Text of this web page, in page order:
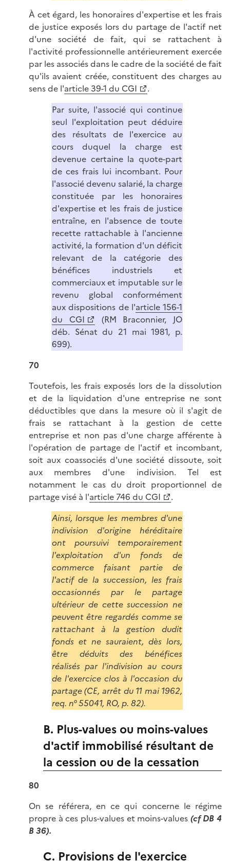
À cet égard, les honoraires d'expertise et les frais
de justice exposés lors du partage de l'actif net
d'une société de fait, qui se rattachent à
l'activité professionnelle antérieurement exercée
par les associés dans le cadre de la société de fait
qu'ils avaient créée, constituent des charges au
sens de l'article 39-1 du CGI
.
Par suite, l'associé qui continue
seul l'exploitation peut déduire
des résultats de l'exercice au
cours duquel la charge est
devenue certaine la quote-part
de ces frais lui incombant. Pour
l'associé devenu salarié, la charge
constituée par les honoraires
d'expertise et les frais de justice
entraîne, en l'absence de toute
recette rattachable à l'ancienne
activité, la formation d'un déficit
relevant de la catégorie des
bénéfices industriels et
commerciaux et imputable sur le
revenu global conformément
aux dispositions de l'article 156-1
du CGI
(RM Braconnier, JO
déb. Sénat du 21 mai 1981, p.
699).
70
Toutefois, les frais exposés lors de la dissolution
et de la liquidation d'une entreprise ne sont
déductibles que dans la mesure où il s'agit de
frais se rattachant à la gestion de cette
entreprise et non pas d'une charge afférente à
l'opération de partage de l'actif et incombant,
soit aux coassociés d'une société dissoute, soit
aux membres d'une indivision. Tel est
notamment le cas du droit proportionnel de
partage visé à l'article 746 du CGI
.
Ainsi, lorsque les membres d'une
indivision d'origine héréditaire
ont poursuivi temporairement
l'exploitation d'un fonds de
commerce faisant partie de
l'actif de la succession, les frais
occasionnés par le partage
ultérieur de cette succession ne
peuvent être regardés comme se
rattachant à la gestion dudit
fonds et ne sauraient, dès lors,
être déduits des bénéfices
réalisés par l'indivision au cours
de l'exercice clos à l'occasion du
partage (CE, arrêt du 11 mai 1962,
req. n° 55041, RO, p. 82).
B. Plus-values ou moins-values
d'actif immobilisé résultant de
la cession ou de la cessation
80
On se référera, en ce qui concerne le régime
propre à ces plus-values et moins-values (cf DB 4
B 36).
C. Provisions de l'exercice